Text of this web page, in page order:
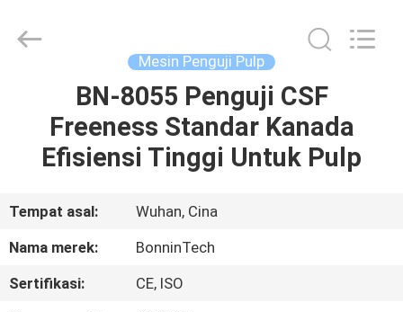
RUMAH
PRODUK
VIDEO
KAMI
Mesin Penguji Pulp
BN-8055 Penguji CSF
Freeness Standar Kanada
Efisiensi Tinggi Untuk Pulp
Tempat asal:
Wuhan, Cina
Nama merek:
BonninTech
Sertifikasi:
CE, ISO